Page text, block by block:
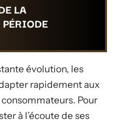
LA
évolution, les
rapidement aux
Pour
à l’écoute de ses